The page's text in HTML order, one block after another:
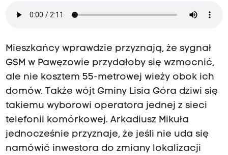
Mieszkańcy wprawdzie przyznają, że sygnał
GSM w Pawęzowie przydałoby się wzmocnić,
ale nie kosztem 55-metrowej wieży obok ich
domów. Także wójt Gminy Lisia Góra dziwi się
takiemu wyborowi operatora jednej z sieci
telefonii komórkowej. Arkadiusz Mikuła
jednocześnie przyznaje, że jeśli nie uda się
namówić inwestora do zmiany lokalizacji